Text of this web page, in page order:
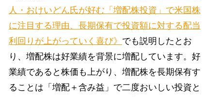
人・おけいどん氏が好む「増配株投資」で米国株
に注目する理由、長期保有で投資額に対する配当
利回りが上がっていく喜び》 でも説明したとお
り、増配株は好業績を背景に増配しています。好
業績であると株価も上がり、増配株を長期保有す
ることは「増配＋含み益」で二度おいしい投資と